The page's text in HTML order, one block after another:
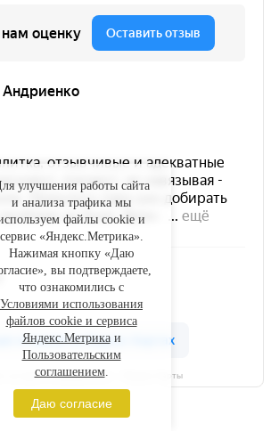
на карте Симферополя — Яндекс Карты
улучшения работы сайта
и анализа трафика мы
файлы cookie и
сервис «Яндекс.Метрика».
Нажимая кнопку «Даю
вы подтверждаете,
что ознакомились с
Условиями использования
файлов cookie и сервиса
Яндекс.Метрикаи
Пользовательским
соглашением.
Даю согласие